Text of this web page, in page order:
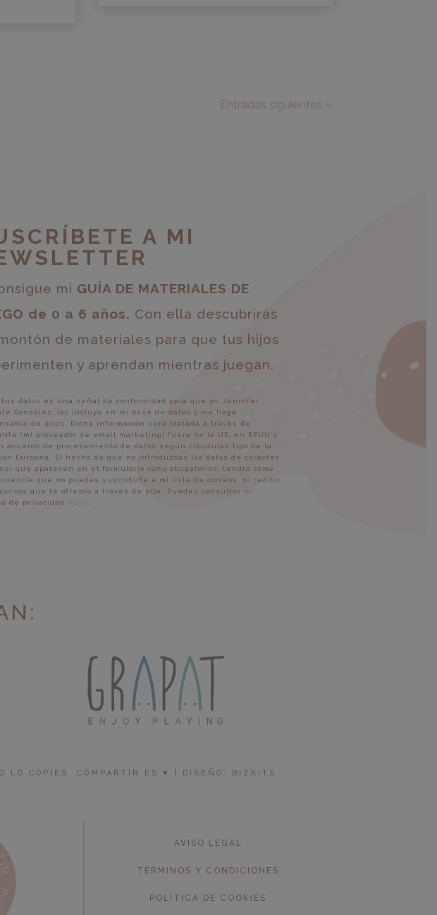
Entradas siguientes »
A MI
mi GUÍA DE MATERIALES DE
de 0 a 6 años. Con ella descubrirás
de materiales para que tus hijos
y aprendan mientras juegan.
tus datos es una señal de conformidad para que yo, Jennifer
González, los incluya en mi base de datos y me haga
de ellos. Dicha información será tratada a través de
(mi proveedor de email marketing) fuera de la UE, en EEUU y
acuerdo de procesamiento de datos según cláusulas tipo de la
Europea. El hecho de que no introduzcas los datos de carácter
que aparecen en el formulario como obligatorios, tendrá como
que no puedas suscribirte a mi lista de correos, ni recibir
que te ofrezco a través de ella. Puedes consultar mi
de privacidad AQUÍ
LO COPIES. COMPARTIR ES ♥︎ | DISEÑO: BIZKITS
AVISO LEGAL
TÉRMINOS Y CONDICIONES
POLÍTICA DE COOKIES